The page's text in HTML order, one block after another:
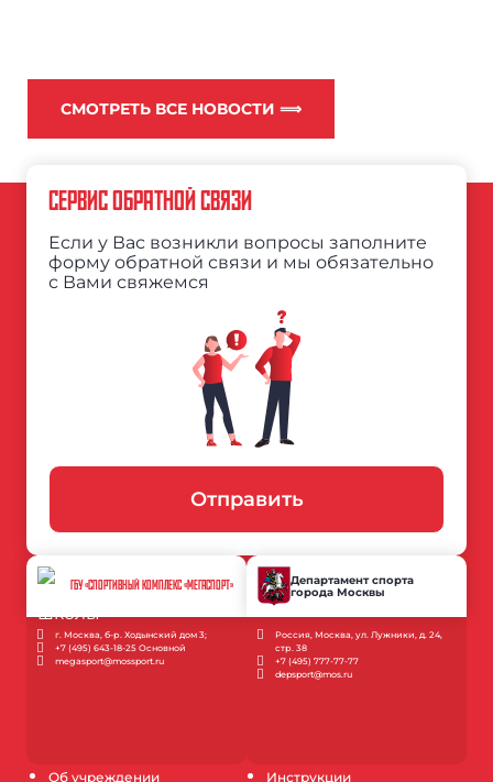
СМОТРЕТЬ ВСЕ НОВОСТИ ⟹
Об учреждении Инструкции
СЕРВИС ОБРАТНОЙ СВЯЗИ
Если у Вас возникли вопросы заполните
форму обратной связи и мы обязательно
с Вами свяжемся
Отправить
ГБУ «СПОРТИВНЫЙ КОМПЛЕКС «МЕГАСПОРТ»
г. Москва, б-р. Ходынский дом 3;
+7 (495) 643-18-25 Основной
megasport@mossport.ru
Департамент спорта
города Москвы
Россия, Москва, ул. Лужники, д. 24,
стр. 38
+7 (495) 777-77-77
depsport@mos.ru